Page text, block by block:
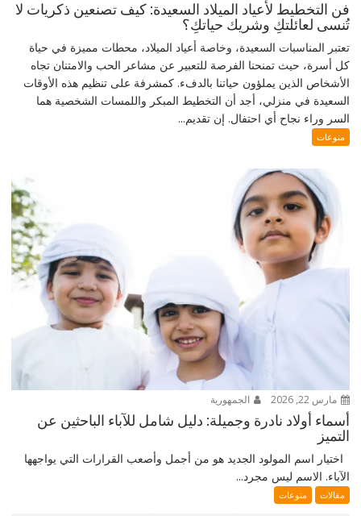
فن التخطيط لأعياد الميلاد السعيدة: كيف تصنعين ذكريات لا
تُنسى لعائلتكِ وشريك حياتكِ؟
تعتبر المناسبات السعيدة، وخاصة أعياد الميلاد، محطات مميزة في حياة
كل أسرة، حيث تمنحنا الفرصة للتعبير عن مشاعر الحب والامتنان تجاه
الأشخاص الذين يملؤون حياتنا بالدفء. كمشرفة على تنظيم هذه الأوقات
السعيدة في منزلي، أجد أن التخطيط المبكر واللمسات الشخصية هما
السر وراء نجاح أي احتفال. إن تقديم...
منوعات
مارس 22, 2026 الجمهورية
أسماء أولاد نادرة وجميلة: دليل شامل للآباء الباحثين عن
التميز
اختيار اسم المولود الجديد هو من أجمل وأصعب القرارات التي يواجهها
الآباء. الاسم ليس مجرد...
مقالات منوعات